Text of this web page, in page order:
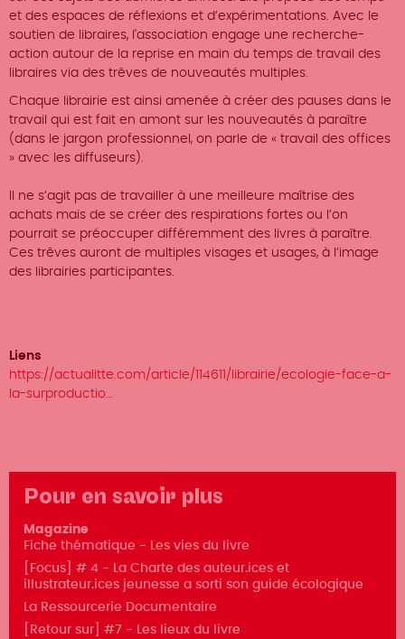
et des espaces de réflexions et d’expérimentations. Avec le
soutien de libraires, l'association engage une recherche-
action autour de la reprise en main du temps de travail des
libraires via des trêves de nouveautés multiples.
Chaque librairie est ainsi amenée à créer des pauses dans le
travail qui est fait en amont sur les nouveautés à paraître
(dans le jargon professionnel, on parle de « travail des offices
» avec les diffuseurs).
Il ne s’agit pas de travailler à une meilleure maîtrise des
achats mais de se créer des respirations fortes ou l’on
pourrait se préoccuper différemment des livres à paraître.
Ces trêves auront de multiples visages et usages, à l’image
des librairies participantes.
Liens
https://actualitte.com/article/114611/librairie/ecologie-face-a-
la-surproductio…
Pour en savoir plus
Magazine
Fiche thématique - Les vies du livre
[Focus] # 4 - La Charte des auteur.ices et
illustrateur.ices jeunesse a sorti son guide écologique
La Ressourcerie Documentaire
[Retour sur] #7 - Les lieux du livre